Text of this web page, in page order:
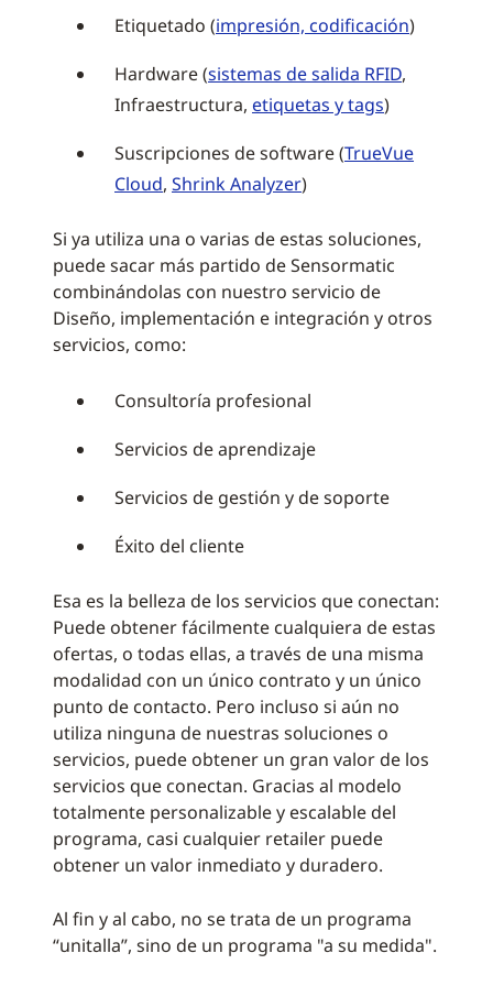
Etiquetado (impresión, codificación)
Hardware (sistemas de salida RFID,
Infraestructura, etiquetas y tags)
Suscripciones de software (TrueVue
Cloud, Shrink Analyzer)
Si ya utiliza una o varias de estas soluciones,
puede sacar más partido de Sensormatic
combinándolas con nuestro servicio de
Diseño, implementación e integración y otros
servicios, como:
Consultoría profesional
Servicios de aprendizaje
Servicios de gestión y de soporte
Éxito del cliente
Esa es la belleza de los servicios que conectan:
Puede obtener fácilmente cualquiera de estas
ofertas, o todas ellas, a través de una misma
modalidad con un único contrato y un único
punto de contacto. Pero incluso si aún no
utiliza ninguna de nuestras soluciones o
servicios, puede obtener un gran valor de los
servicios que conectan. Gracias al modelo
totalmente personalizable y escalable del
programa, casi cualquier retailer puede
obtener un valor inmediato y duradero.
Al fin y al cabo, no se trata de un programa
“unitalla”, sino de un programa "a su medida".